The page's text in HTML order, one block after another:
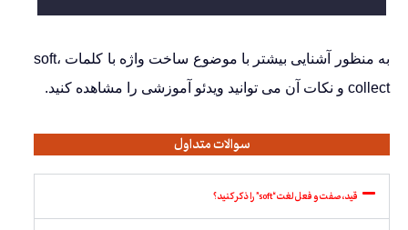
به منظور آشنایی بیشتر با موضوع ساخت واژه با کلمات soft،
collect و نکات آن می توانید ویدئو آموزشی را مشاهده کنید.
سوالات متداول
قید، صفت و فعل لغت “soft” را ذکر کنید؟